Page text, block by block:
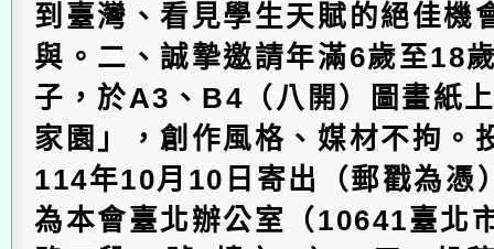
到臺灣、看見學生天賦的絕佳機
與。二、誠摯邀請年滿6歲至18
子，於A3、B4（八開）圖畫紙
家園」，創作風格、媒材不拘。
114年10月10日寄出（郵戳為憑
為本會臺北辦公室（10641臺北